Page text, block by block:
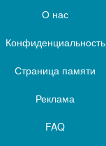
О нас
Конфиденциальность
Страница памяти
Реклама
FAQ